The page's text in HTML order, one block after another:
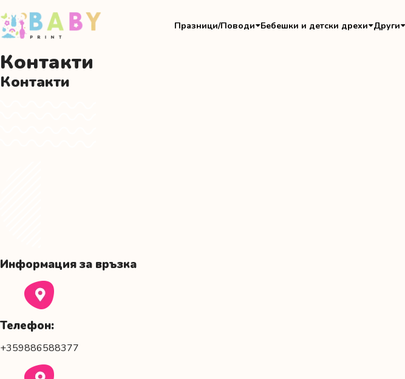
Празници/Поводи Бебешки и детски дрехи Други
Контакти
Контакти
Информация за връзка
Телефон:
+359886588377